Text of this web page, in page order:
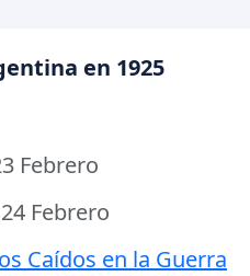
en 1925
Febrero
Febrero
Caídos en la Guerra